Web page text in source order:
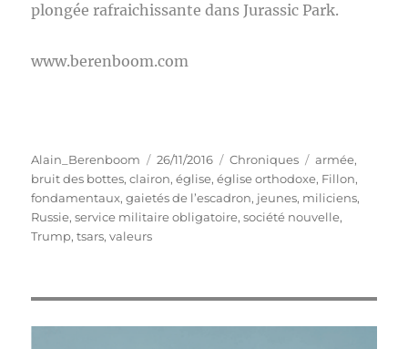
plongée rafraichissante dans Jurassic Park.
www.berenboom.com
Auteur
Alain_Berenboom
Publié
le
26/11/2016 Catégories
Chroniques Étiquettes
armée,
bruit des bottes,clairon,église,église orthodoxe, Fillon,
fondamentaux,gaietés de l’escadron, jeunes, miliciens,
Russie,service militaire obligatoire,société nouvelle,
Trump,tsars,valeurs